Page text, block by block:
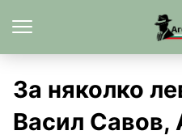
За няколко
Васил Савов,